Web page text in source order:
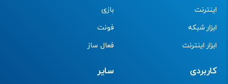
اینترنت
ابزار شبکه
ابزار اینترنت
بازی
فونت
فعال ساز
کاربردی سایر